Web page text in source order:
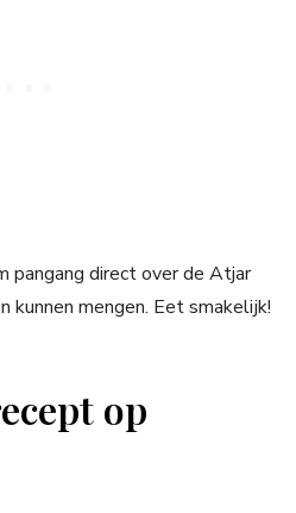
pangang direct over de Atjar
kunnen mengen. Eet smakelijk!
op